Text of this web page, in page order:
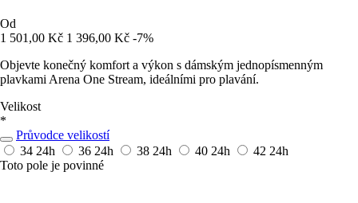
Od
1 501,00 Kč 1 396,00 Kč -7%
Objevte konečný komfort a výkon s dámským jednopísmenným
plavkami Arena One Stream, ideálními pro plavání.
Velikost
*
Průvodce velikostí
34 24h 36 24h 38 24h 40 24h 42 24h
Toto pole je povinné